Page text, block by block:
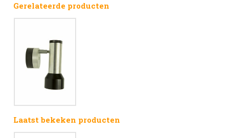
Gerelateerde producten
Laatst bekeken producten